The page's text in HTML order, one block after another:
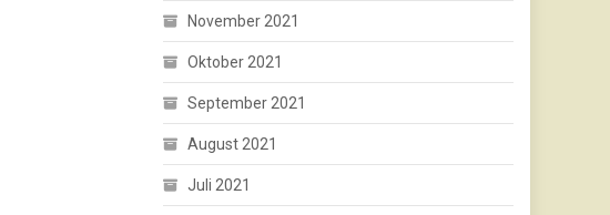
November 2021
Oktober 2021
September 2021
August 2021
Juli 2021